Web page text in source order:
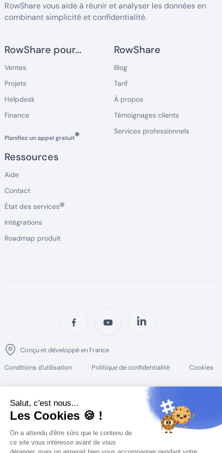
RowShare vous aide à réunir et analyser les données en
combinant simplicité et confidentialité.
RowShare pour...
Ventes
Projets
Helpdesk
Finance
Planifiez un appel gratuit🔵
RowShare
Blog
Tarif
À propos
Témoignages clients
Services professionnels
Ressources
Aide
Contact
État des services🟢
Intégrations
Roadmap produit
Conçu et développé en France
Conditions d'utilisation Politique de confidentialité Cookies